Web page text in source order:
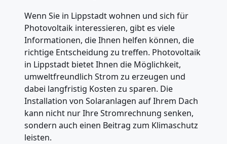
Wenn Sie in Lippstadt wohnen und sich für
Photovoltaik interessieren, gibt es viele
Informationen, die Ihnen helfen können, die
richtige Entscheidung zu treffen. Photovoltaik
in Lippstadt bietet Ihnen die Möglichkeit,
umweltfreundlich Strom zu erzeugen und
dabei langfristig Kosten zu sparen. Die
Installation von Solaranlagen auf Ihrem Dach
kann nicht nur Ihre Stromrechnung senken,
sondern auch einen Beitrag zum Klimaschutz
leisten.